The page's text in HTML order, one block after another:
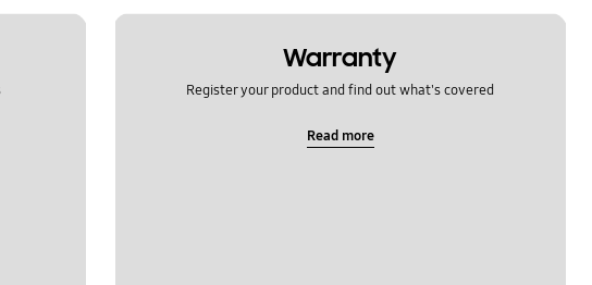
Warranty
Register your product and find out what's covered
Read more